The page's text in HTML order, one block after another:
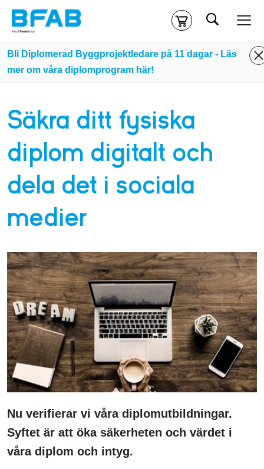
Kassa
Klicka härför att komma till alla tillgängliga onlinekurser.
Sök
Bli Diplomerad Byggprojektledare på 11 dagar - Läs
mer om våra diplomprogram här!
Säkra ditt fysiska
diplom digitalt och
dela det i sociala
medier
Nu verifierar vi våra diplomutbildningar.
Syftet är att öka säkerheten och värdet i
våra diplom och intyg.